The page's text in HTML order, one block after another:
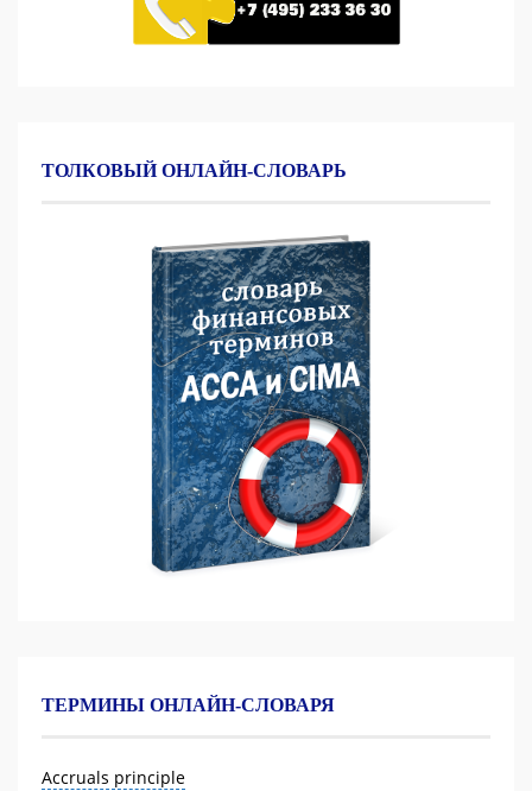
ТОЛКОВЫЙ ОНЛАЙН-СЛОВАРЬ
ТЕРМИНЫ ОНЛАЙН-СЛОВАРЯ
Accruals principle